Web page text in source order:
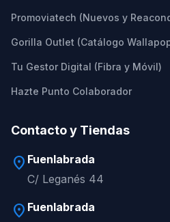
Promoviatech (Nuevos y
Gorilla Outlet (Catálogo
Tu Gestor Digital (Fibra y Móvil)
Hazte Punto Colaborador
Contacto y Tiendas
location_on Fuenlabrada
C/ Leganés 44
location_on Fuenlabrada